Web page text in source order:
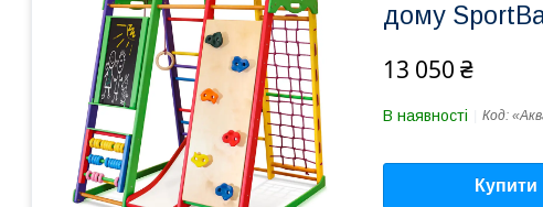
дому
13 050 ₴
В наявності Код:
Купити